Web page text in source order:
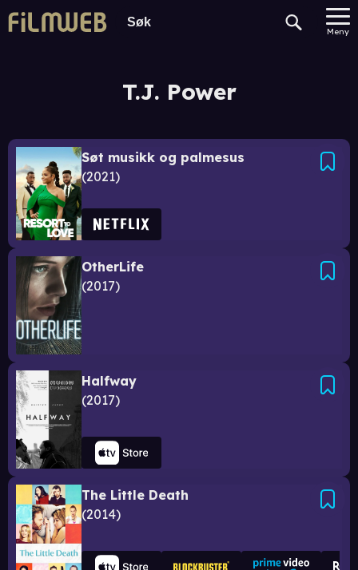
Meny
T.J. Power
Søt musikk og palmesus
2021
OtherLife
2017
Halfway
2017
The Little Death
2014